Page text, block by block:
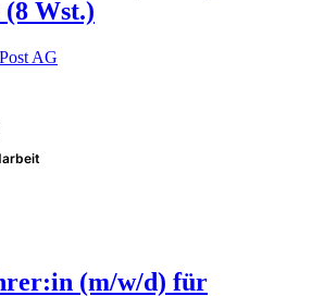
Wst.)
AG
(m/w/d) für